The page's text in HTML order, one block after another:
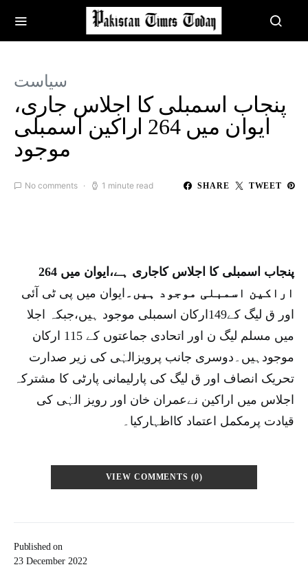
سیاست
پنجاب اسمبلی کا اجلاس جاری،
ایوان میں 264 اراکین اسمبلی
موجود
No comments 1 minute read SHARE TWEET
Published on
23 December 2022
پنجاب اسمبلی کا اجلاس کاجاری ہے،ایوان میں 264
اراکین اسمبلی موجود ہیں۔ ایوان میں پی ٹی آئی
اور ق لیگ کے149ارکان اسمبلی موجود ہیں،جبکہ اجلا
میں مسلم لیگ ن اور اتحادی جماعتوں کے 115 ارکان
موجودہیں۔دوسری جانب پرویزالہٰی کی زیر صدارت
تحریک انصاف اور ق لیگ کی پارلیمانی پارٹی کا مشترکہ
اجلاس میں اراکین نےعمران خان اور رویز الہٰی کی
قیادت پرمکمل اعتماد کااظہارکیا۔
VIEW COMMENTS (0)